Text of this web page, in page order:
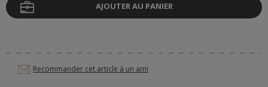
AJOUTER AU PANIER
Recommander cet article à un ami